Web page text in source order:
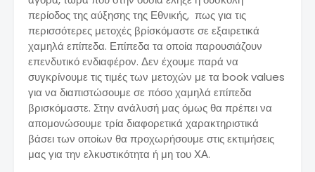
περίοδος της αύξησης της Εθνικής, πως για τις
περισσότερες μετοχές βρίσκόμαστε σε εξαιρετικά
χαμηλά επίπεδα. Επίπεδα τα οποία παρουσιάζουν
επενδυτικό ενδιαφέρον. Δεν έχουμε παρά να
συγκρίνουμε τις τιμές των μετοχών με τα book values
για να διαπιστώσουμε σε πόσο χαμηλά επίπεδα
βρισκόμαστε. Στην ανάλυσή μας όμως θα πρέπει να
απομονώσουμε τρία διαφορετικά χαρακτηριστικά
βάσει των οποίων θα προχωρήσουμε στις εκτιμήσεις
μας για την ελκυστικότητα ή μη του ΧΑ.